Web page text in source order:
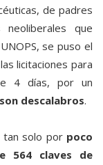
de padres
que
se puso el
licitaciones para
4 días, por un
descalabros.
tan solo por poco
564 claves de